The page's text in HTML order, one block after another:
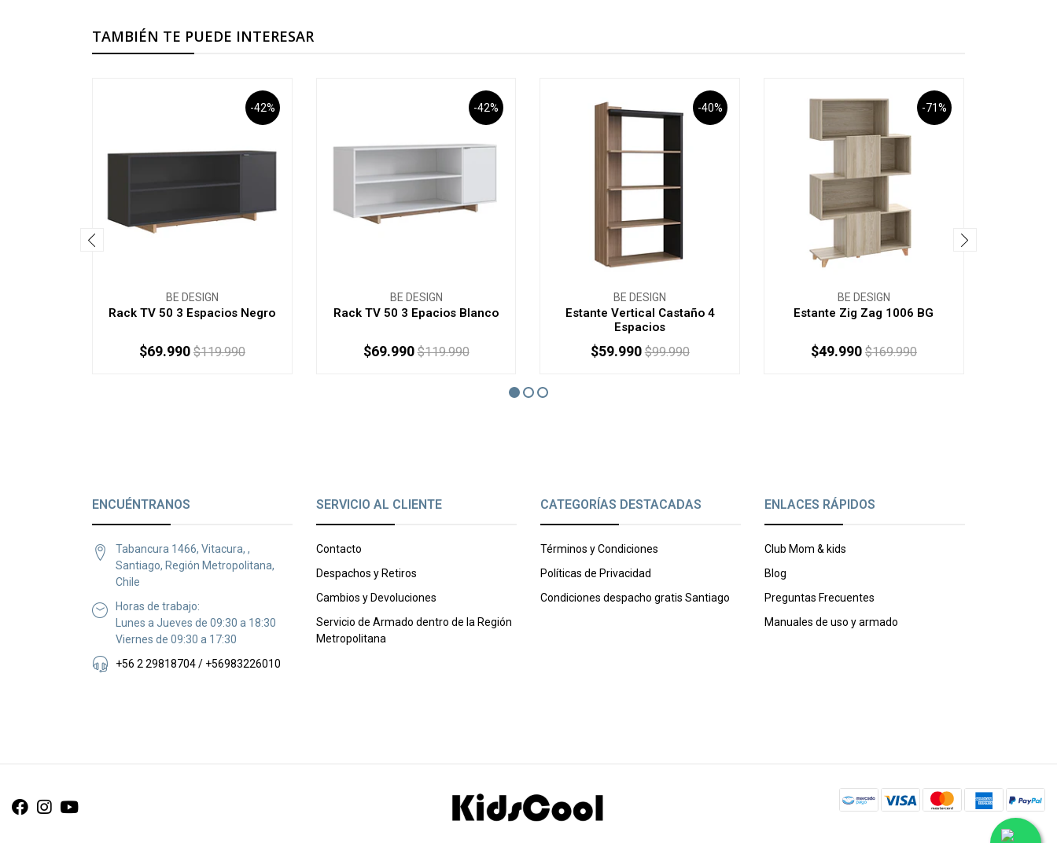
TAMBIÉN TE PUEDE INTERESAR
-42%
BE DESIGN
Rack TV 50 3 Espacios Negro
$69.990 $119.990
-42%
BE DESIGN
Rack TV 50 3 Epacios Blanco
$69.990 $119.990
-40%
BE DESIGN
Estante Vertical Castaño 4
Espacios
$59.990 $99.990
-71%
BE DESIGN
Estante Zig Zag 1006 BG
$49.990 $169.990
ENCUÉNTRANOS
Tabancura 1466, Vitacura, ,
Santiago, Región Metropolitana,
Chile
Horas de trabajo:
Lunes a Jueves de 09:30 a 18:30
Viernes de 09:30 a 17:30
+56 2 29818704 / +56983226010
SERVICIO AL CLIENTE
Contacto
Despachos y Retiros
Cambios y Devoluciones
Servicio de Armado dentro de la Región
Metropolitana
CATEGORÍAS DESTACADAS
Términos y Condiciones
Políticas de Privacidad
Condiciones despacho gratis Santiago
ENLACES RÁPIDOS
Club Mom & kids
Blog
Preguntas Frecuentes
Manuales de uso y armado